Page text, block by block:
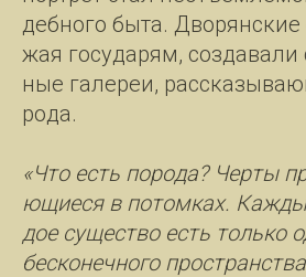
деб­но­го бы­та.
жая го­су­да­рям, со­зда­ва­ли
ные га­ле­реи,
ро­да.
«Что есть по­ро­да? Чер­ты
ющи­е­ся в по­том­ках.
дое су­щест­во есть толь­ко
бес­ко­неч­но­го